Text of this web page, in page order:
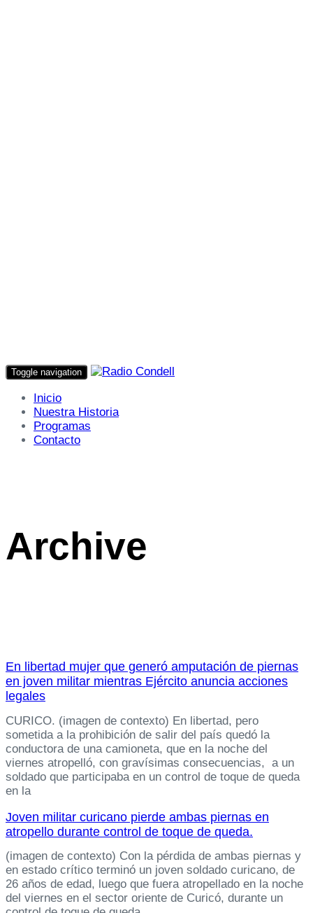
Toggle navigation
Inicio
Nuestra Historia
Programas
Contacto
Archive
En libertad mujer que generó amputación de piernas
en joven militar mientras Ejército anuncia acciones
legales
CURICO. (imagen de contexto) En libertad, pero
sometida a la prohibición de salir del país quedó la
conductora de una camioneta, que en la noche del
viernes atropelló, con gravísimas consecuencias, a un
soldado que participaba en un control de toque de queda
en la
Joven militar curicano pierde ambas piernas en
atropello durante control de toque de queda.
(imagen de contexto) Con la pérdida de ambas piernas y
en estado crítico terminó un joven soldado curicano, de
26 años de edad, luego que fuera atropellado en la noche
del viernes en el sector oriente de Curicó, durante un